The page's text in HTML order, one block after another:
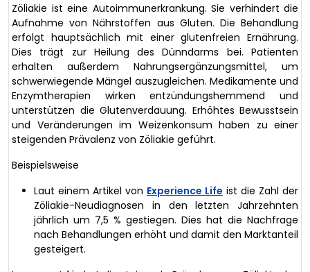
Zöliakie ist eine Autoimmunerkrankung. Sie verhindert die
Aufnahme von Nährstoffen aus Gluten. Die Behandlung
erfolgt hauptsächlich mit einer glutenfreien Ernährung.
Dies trägt zur Heilung des Dünndarms bei. Patienten
erhalten außerdem Nahrungsergänzungsmittel, um
schwerwiegende Mängel auszugleichen. Medikamente und
Enzymtherapien wirken entzündungshemmend und
unterstützen die Glutenverdauung. Erhöhtes Bewusstsein
und Veränderungen im Weizenkonsum haben zu einer
steigenden Prävalenz von Zöliakie geführt.
Beispielsweise
Laut einem Artikel von Experience Life ist die Zahl der
Zöliakie-Neudiagnosen in den letzten Jahrzehnten
jährlich um 7,5 % gestiegen. Dies hat die Nachfrage
nach Behandlungen erhöht und damit den Marktanteil
gesteigert.